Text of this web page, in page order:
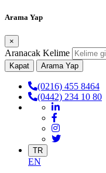
Arama Yap
×
Aranacak Kelime
Kapat Arama Yap
(0216) 455 8464
(0442) 234 10 80
TR
EN